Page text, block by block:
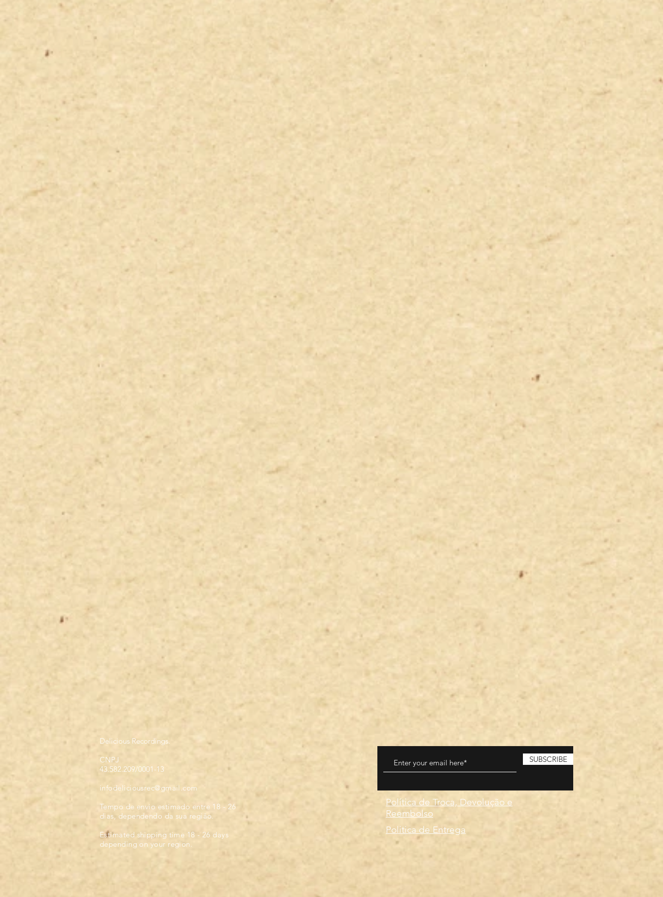
Delicious Recordings.
CNPJ
43.582.209/0001-13
infodeliciousrec@gmail.com
Tempo de envio estimado entre 18 - 26
dias, dependendo da sua regiāo.
Estimated shipping time 18 - 26 days
depending on your region.
SUBSCRIBE
Politica de Entrega
Política de Troca, Devolução e
Reembolso